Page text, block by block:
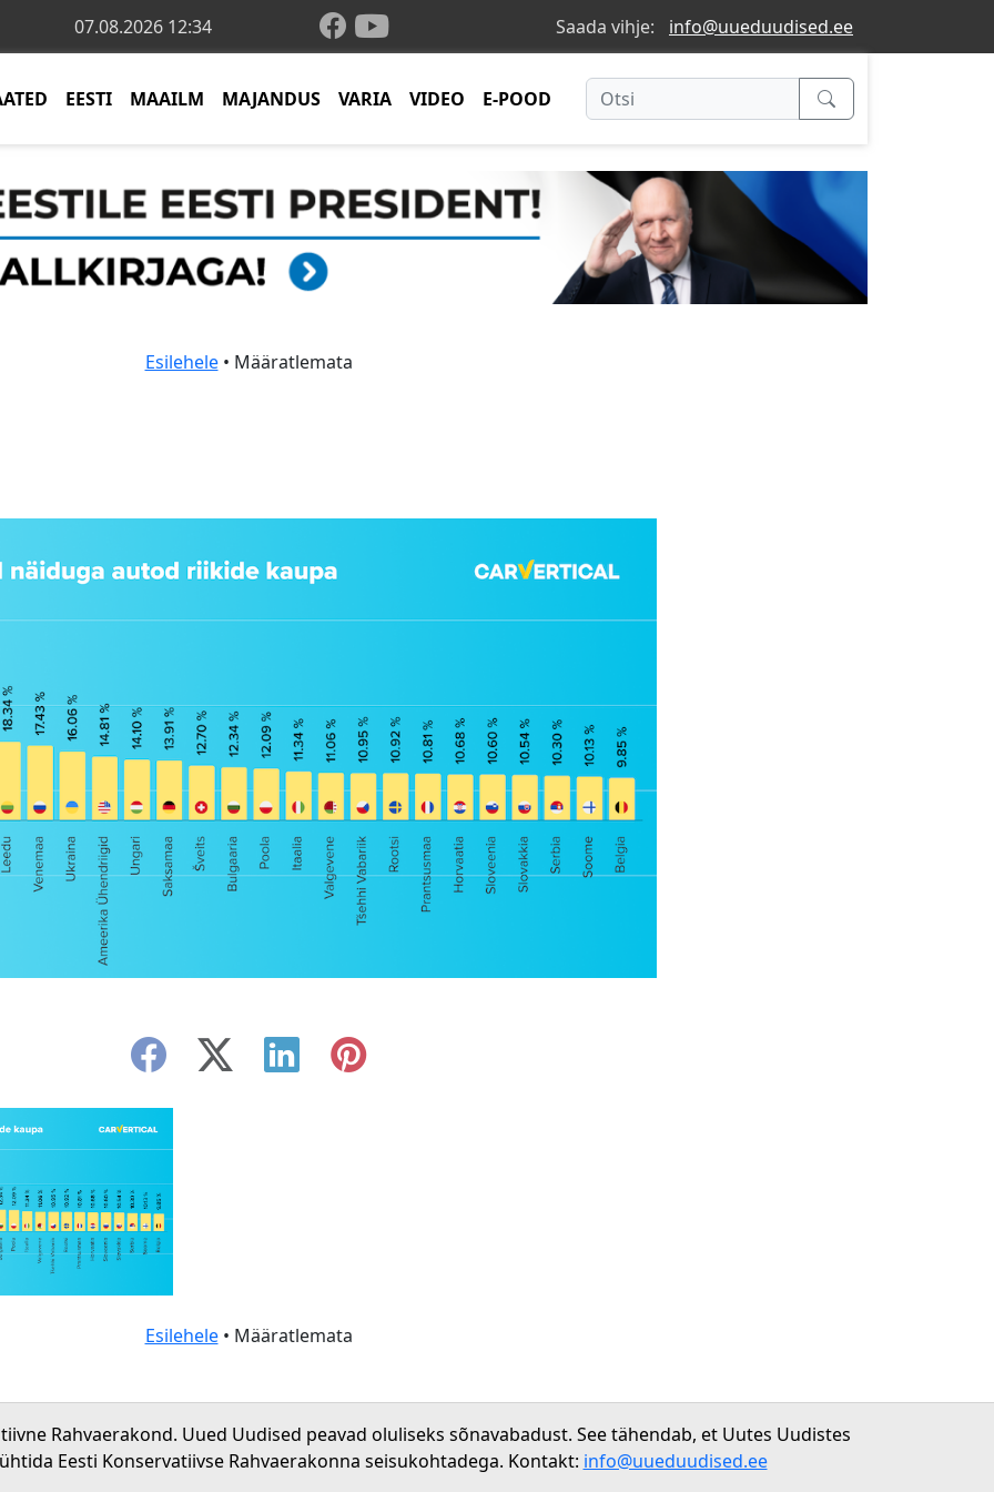
07.08.2026 12:34 Saada vihje: info@uueduudised.ee
EESTI MAAILM MAJANDUS VARIA VIDEO E-POOD
Esilehele• Määratlemata
Esilehele• Määratlemata
Rahvaerakond. Uued Uudised peavad oluliseks sõnavabadust. See tähendab, et Uutes Uudistes
Eesti Konservatiivse Rahvaerakonna seisukohtadega. Kontakt: info@uueduudised.ee